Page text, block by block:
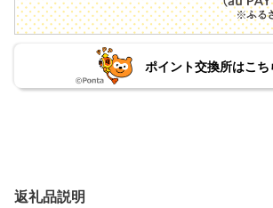
ポイント交換所はこち
返礼品説明